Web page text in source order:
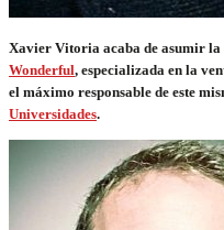
Xavier Vitoria acaba de asumir la
Wonderful, especializada en la
el máximo responsable de este
Universidades.